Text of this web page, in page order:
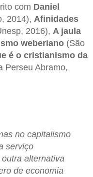
com Daniel
2014), Afinidades
2016), A jaula
weberiano (São
é o cristianismo da
Perseu Abramo,
no capitalismo
serviço
alternativa
de economia